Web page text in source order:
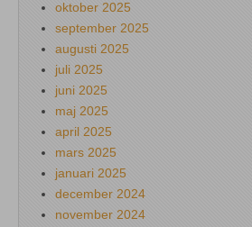
oktober 2025
september 2025
augusti 2025
juli 2025
juni 2025
maj 2025
april 2025
mars 2025
januari 2025
december 2024
november 2024